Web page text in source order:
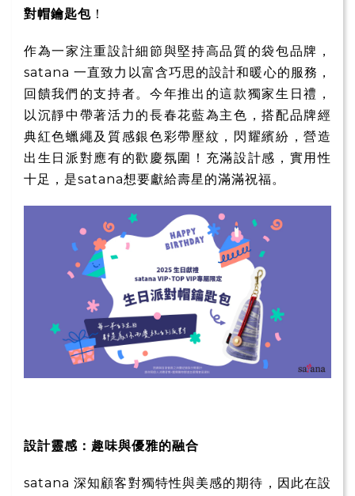
對帽鑰匙包 ！
作為一家注重設計細節與堅持高品質的袋包品牌，
satana 一直致力以富含巧思的設計和暖心的服務，
回饋我們的支持者。今年推出的這款獨家生日禮，
以沉靜中帶著活力的長春花藍為主色，搭配品牌經
典紅色蠟繩及質感銀色彩帶壓紋，閃耀繽紛，營造
出生日派對應有的歡慶氛圍！充滿設計感，實用性
十足，是satana想要獻給壽星的滿滿祝福。
設計靈感：趣味與優雅的融合
satana 深知顧客對獨特性與美感的期待，因此在設